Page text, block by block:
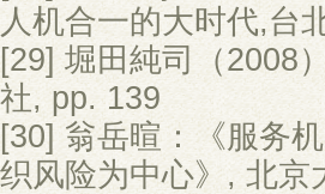
人机合一的大时代,台
[29] 堀田純司（2008
社, pp. 139
[30] 翁岳暄：《服务
织风险为中心》, 北京